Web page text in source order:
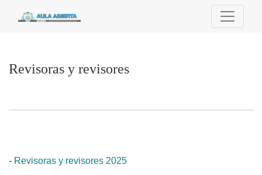
Revisoras y revisores
- Revisoras y revisores 2025